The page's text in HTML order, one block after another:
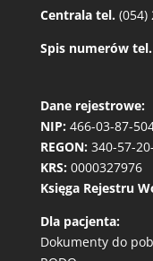
Centrala tel. (054)
Spis numerów
Dane rejestrowe:
NIP: 466-03-87-
REGON: 340-57-
KRS: 0000327976
Księga Rejestru
Dla pacjenta:
Dokumenty do